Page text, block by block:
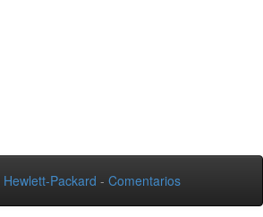
Hewlett-Packard - Comentarios